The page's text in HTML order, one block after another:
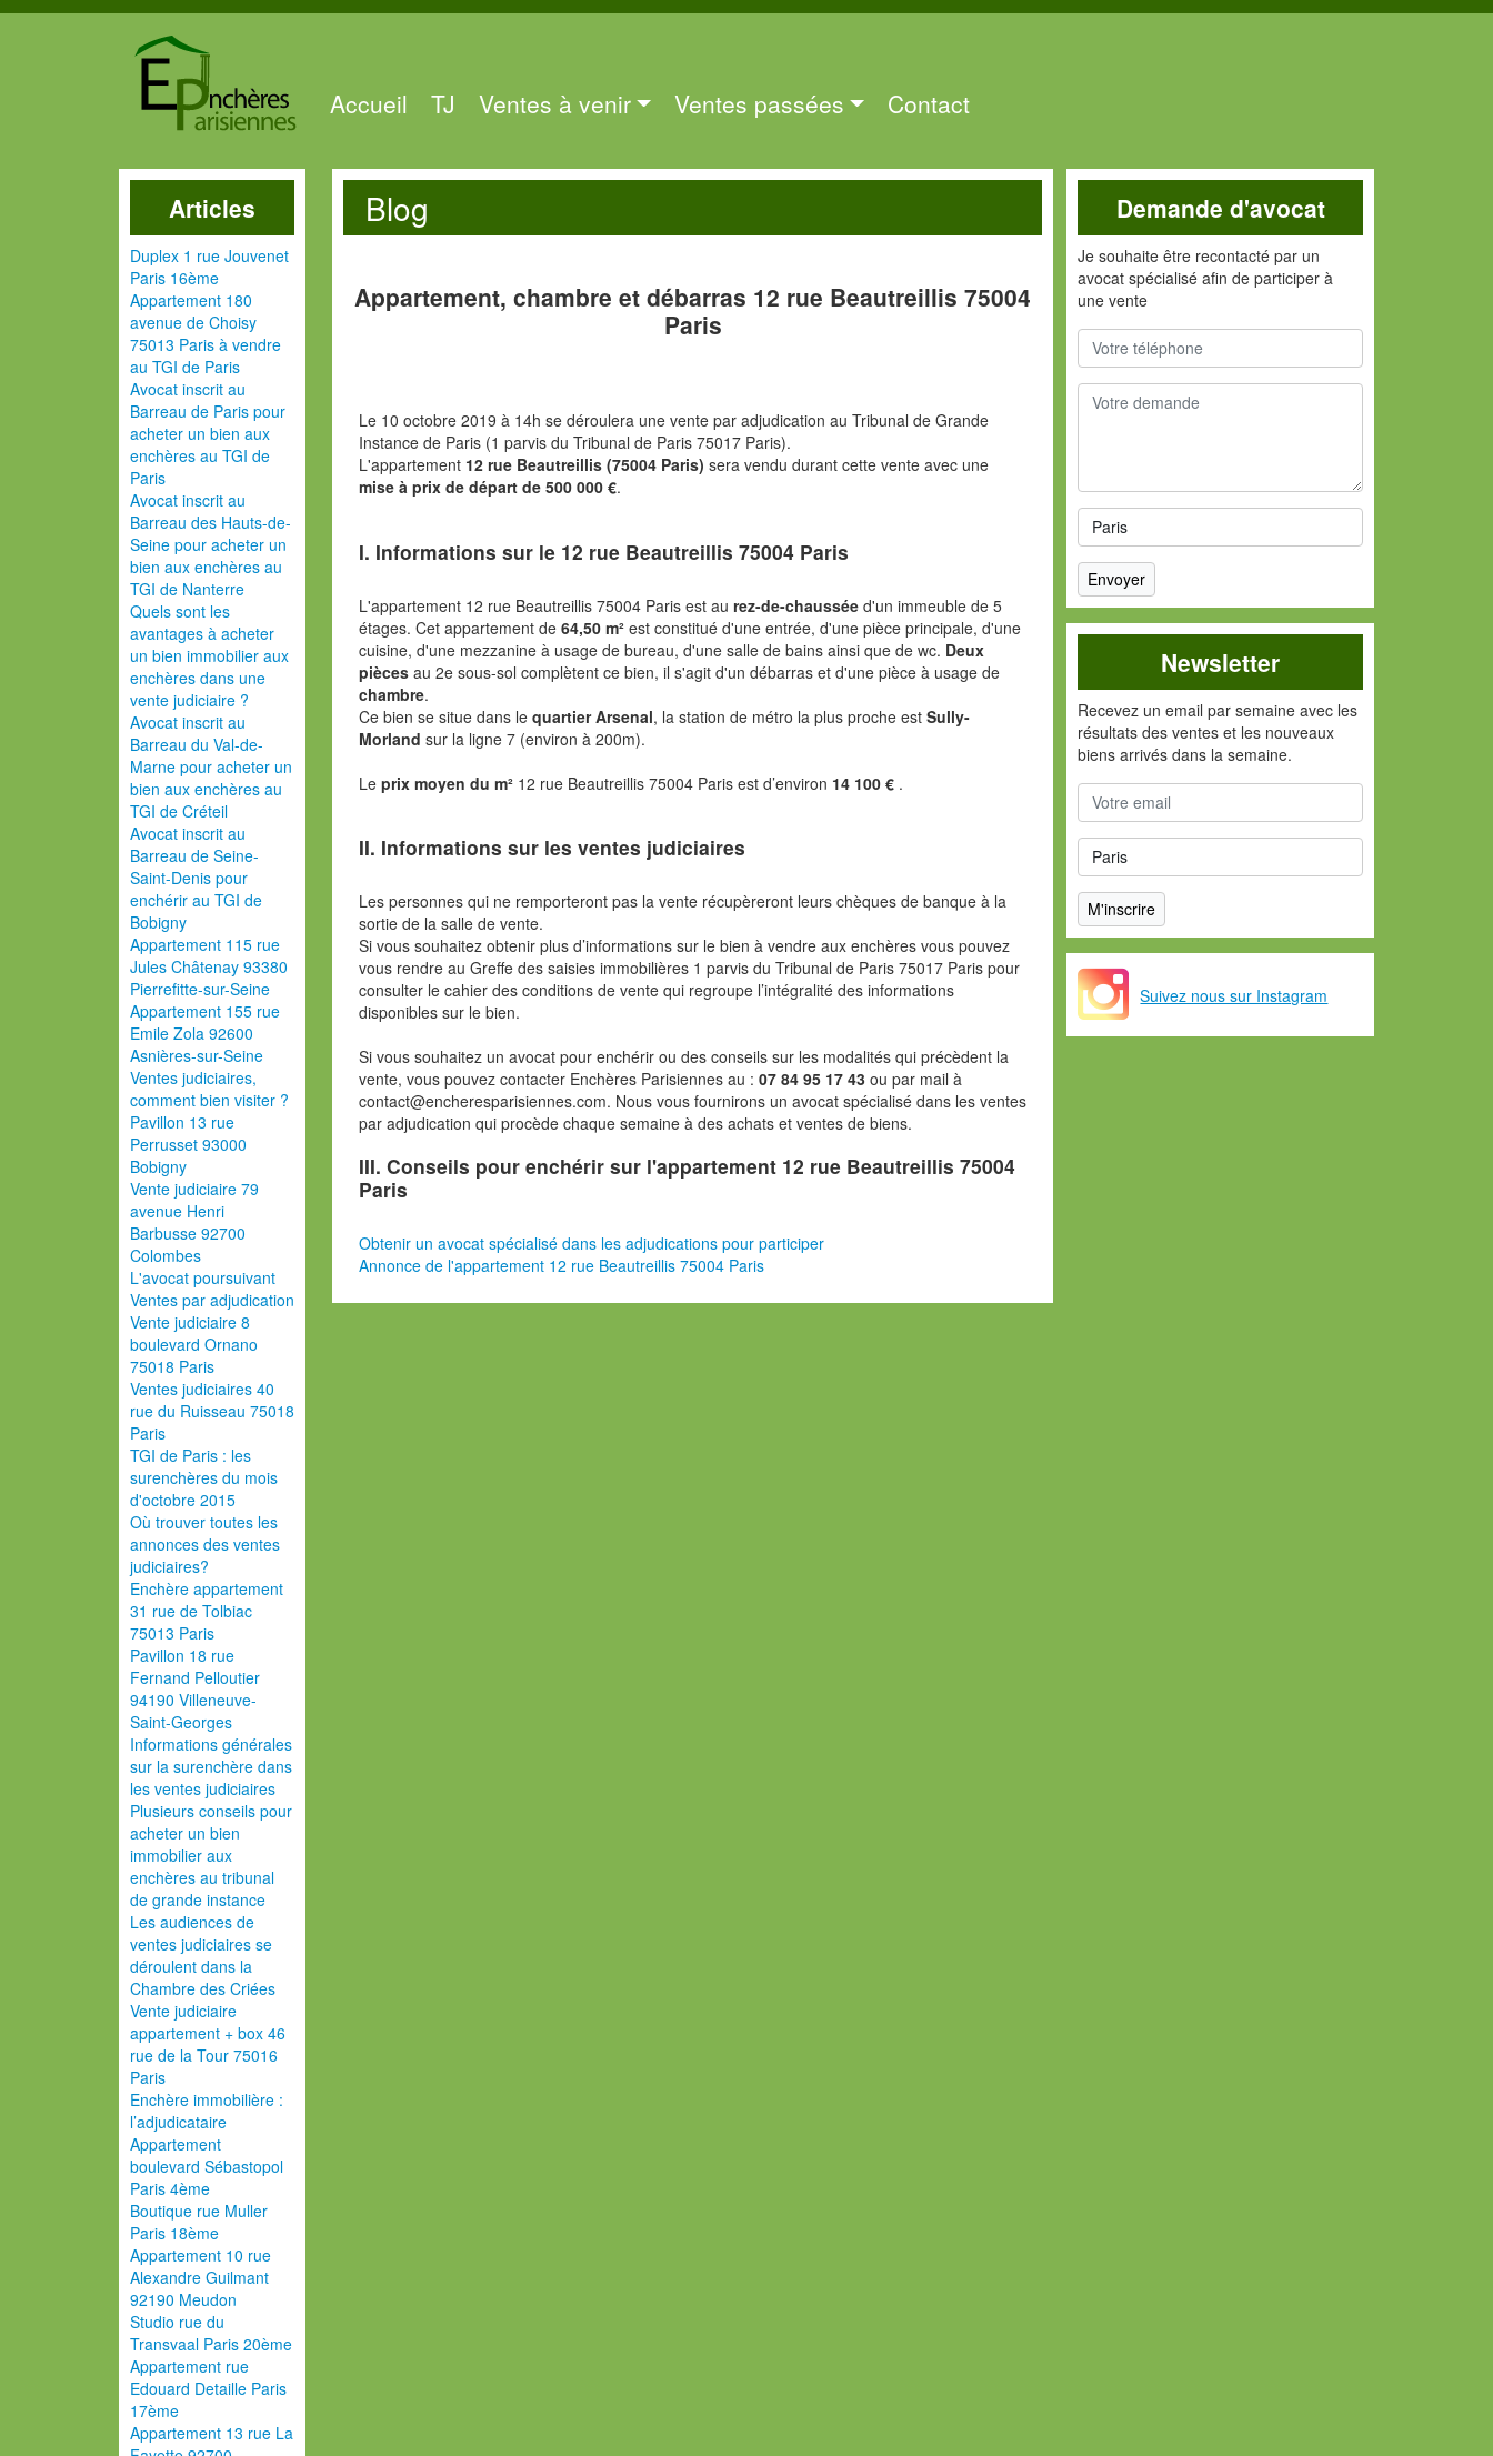
Accueil TJ Ventes à venir Ventes passées Contact
Articles
Duplex 1 rue Jouvenet
Paris 16ème
Appartement 180
avenue de Choisy
75013 Paris à vendre
au TGI de Paris
Avocat inscrit au
Barreau de Paris pour
acheter un bien aux
enchères au TGI de
Paris
Avocat inscrit au
Barreau des Hauts-de-
Seine pour acheter un
bien aux enchères au
TGI de Nanterre
Quels sont les
avantages à acheter
un bien immobilier aux
enchères dans une
vente judiciaire ?
Avocat inscrit au
Barreau du Val-de-
Marne pour acheter un
bien aux enchères au
TGI de Créteil
Avocat inscrit au
Barreau de Seine-
Saint-Denis pour
enchérir au TGI de
Bobigny
Appartement 115 rue
Jules Châtenay 93380
Pierrefitte-sur-Seine
Appartement 155 rue
Emile Zola 92600
Asnières-sur-Seine
Ventes judiciaires,
comment bien visiter ?
Pavillon 13 rue
Perrusset 93000
Bobigny
Vente judiciaire 79
avenue Henri
Barbusse 92700
Colombes
L'avocat poursuivant
Ventes par adjudication
Vente judiciaire 8
boulevard Ornano
75018 Paris
Ventes judiciaires 40
rue du Ruisseau 75018
Paris
TGI de Paris : les
surenchères du mois
d'octobre 2015
Où trouver toutes les
annonces des ventes
judiciaires?
Enchère appartement
31 rue de Tolbiac
75013 Paris
Pavillon 18 rue
Fernand Pelloutier
94190 Villeneuve-
Saint-Georges
Informations générales
sur la surenchère dans
les ventes judiciaires
Plusieurs conseils pour
acheter un bien
immobilier aux
enchères au tribunal
de grande instance
Les audiences de
ventes judiciaires se
déroulent dans la
Chambre des Criées
Vente judiciaire
appartement + box 46
rue de la Tour 75016
Paris
Enchère immobilière :
l’adjudicataire
Appartement
boulevard Sébastopol
Paris 4ème
Boutique rue Muller
Paris 18ème
Appartement 10 rue
Alexandre Guilmant
92190 Meudon
Studio rue du
Transvaal Paris 20ème
Appartement rue
Edouard Detaille Paris
17ème
Appartement 13 rue La
Blog
Appartement, chambre et débarras 12 rue Beautreillis 75004
Paris
Le 10 octobre 2019 à 14h se déroulera une vente par adjudication au Tribunal de Grande
Instance de Paris (1 parvis du Tribunal de Paris 75017 Paris).
L'appartement 12 rue Beautreillis (75004 Paris)sera vendu durant cette vente avec une
mise à prix de départ de 500 000 €.
I. Informations sur le 12 rue Beautreillis 75004 Paris
L'appartement 12 rue Beautreillis 75004 Paris est aurez-de-chaussée d'un immeuble de 5
étages. Cet appartement de64,50 m² est constitué d'une entrée, d'une pièce principale, d'une
cuisine, d'une mezzanine à usage de bureau, d'une salle de bains ainsi que de wc. Deux
pièces au 2e sous-sol complètent ce bien, il s'agit d'un débarras et d'une pièce à usage de
chambre.
Ce bien se situe dans lequartier Arsenal, la station de métro la plus proche estSully-
Morland sur la ligne 7 (environ à 200m).
Leprix moyen du m² 12 rue Beautreillis 75004 Paris est d’environ 14 100 € .
II. Informations sur les ventes judiciaires
Les personnes qui ne remporteront pas la vente récupèreront leurs chèques de banque à la
sortie de la salle de vente.
Si vous souhaitez obtenir plus d’informations sur le bien à vendre aux enchères vous pouvez
vous rendre au Greffe des saisies immobilières 1 parvis du Tribunal de Paris 75017 Paris pour
consulter le cahier des conditions de vente qui regroupe l’intégralité des informations
disponibles sur le bien.
Si vous souhaitez un avocat pour enchérir ou des conseils sur les modalités qui précèdent la
vente, vous pouvez contacter Enchères Parisiennes au :07 84 95 17 43ou par mail à
contact@encheresparisiennes.com. Nous vous fournirons un avocat spécialisé dans les ventes
par adjudication qui procède chaque semaine à des achats et ventes de biens.
III. Conseils pour enchérir sur l'appartement 12 rue Beautreillis 75004
Paris
Obtenir un avocat spécialisé dans les adjudications pour participer
Annonce de l'appartement 12 rue Beautreillis 75004 Paris
Demande d'avocat
Je souhaite être recontacté par un
avocat spécialisé afin de participer à
une vente
Newsletter
Recevez un email par semaine avec les
résultats des ventes et les nouveaux
biens arrivés dans la semaine.
Suivez nous sur Instagram